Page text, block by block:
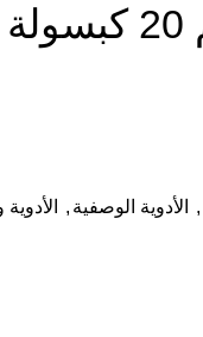
, الأدوية الوصفية ,